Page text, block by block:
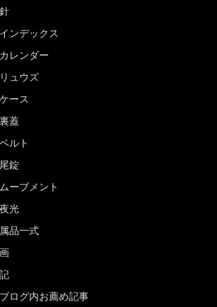
針
インデックス
カレンダー
リュウズ
ケース
裏蓋
ベルト
尾錠
ムーブメント
夜光
品一式
ログ内お薦め記事